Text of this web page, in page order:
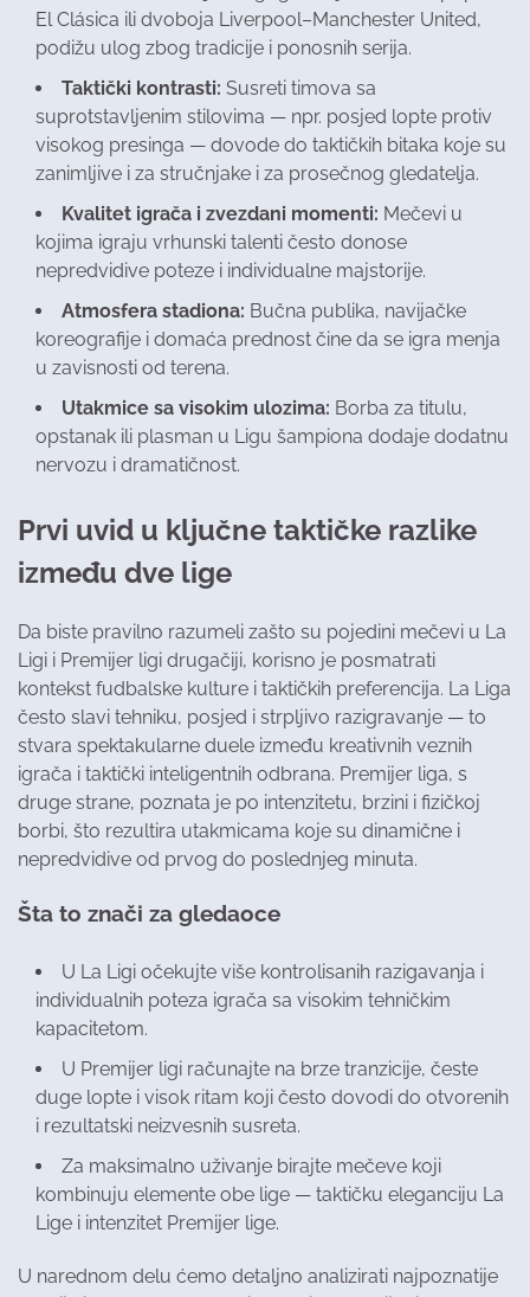
El Clásica ili dvoboja Liverpool–Manchester United,
podižu ulog zbog tradicije i ponosnih serija.
Taktički kontrasti: Susreti timova sa
suprotstavljenim stilovima — npr. posjed lopte protiv
visokog presinga — dovode do taktičkih bitaka koje su
zanimljive i za stručnjake i za prosečnog gledatelja.
Kvalitet igrača i zvezdani momenti: Mečevi u
kojima igraju vrhunski talenti često donose
nepredvidive poteze i individualne majstorije.
Atmosfera stadiona: Bučna publika, navijačke
koreografije i domaća prednost čine da se igra menja
u zavisnosti od terena.
Utakmice sa visokim ulozima: Borba za titulu,
opstanak ili plasman u Ligu šampiona dodaje dodatnu
nervozu i dramatičnost.
Prvi uvid u ključne taktičke razlike
između dve lige
Da biste pravilno razumeli zašto su pojedini mečevi u La
Ligi i Premijer ligi drugačiji, korisno je posmatrati
kontekst fudbalske kulture i taktičkih preferencija. La Liga
često slavi tehniku, posjed i strpljivo razigravanje — to
stvara spektakularne duele između kreativnih veznih
igrača i taktički inteligentnih odbrana. Premijer liga, s
druge strane, poznata je po intenzitetu, brzini i fizičkoj
borbi, što rezultira utakmicama koje su dinamične i
nepredvidive od prvog do poslednjeg minuta.
Šta to znači za gledaoce
U La Ligi očekujte više kontrolisanih razigavanja i
individualnih poteza igrača sa visokim tehničkim
kapacitetom.
U Premijer ligi računajte na brze tranzicije, česte
duge lopte i visok ritam koji često dovodi do otvorenih
i rezultatski neizvesnih susreta.
Za maksimalno uživanje birajte mečeve koji
kombinuju elemente obe lige — taktičku eleganciju La
Lige i intenzitet Premijer lige.
U narednom delu ćemo detaljno analizirati najpoznatije